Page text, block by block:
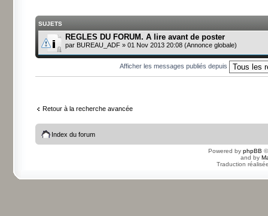
SUJETS
REGLES DU FORUM. A lire avant de poster
par BUREAU_ADF » 01 Nov 2013 20:08 (Annonce globale)
Afficher les messages publiés depuis
Retour à la recherche avancée
Index du forum
Powered by phpBB
and by
Traduction